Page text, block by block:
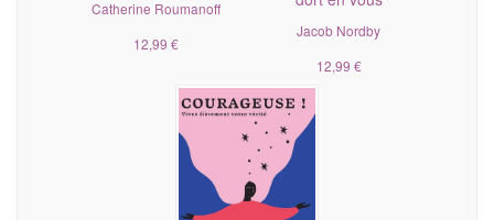
Catherine Roumanoff
12,99 €
Jacob Nordby
12,99 €